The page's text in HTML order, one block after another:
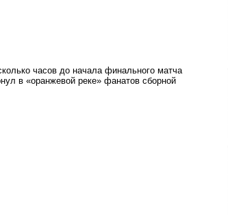
часов до начала финального матча
в «оранжевой реке» фанатов сборной